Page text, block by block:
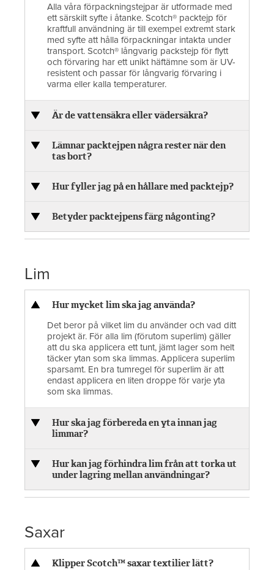
Alla våra förpackningstejpar är utformade med
ett särskilt syfte i åtanke. Scotch® packtejp för
kraftfull användning är till exempel extremt stark
med syfte att hålla förpackningar intakta under
transport. Scotch® långvarig packstejp för flytt
och förvaring har ett unikt häftämne som är UV-
resistent och passar för långvarig förvaring i
varma eller kalla temperaturer.
Är de vattensäkra eller vädersäkra?
Lämnar packtejpen några rester när den
tas bort?
Hur fyller jag på en hållare med packtejp?
Betyder packtejpens färg någonting?
Lim
Hur mycket lim ska jag använda?
Det beror på vilket lim du använder och vad ditt
projekt är. För alla lim (förutom superlim) gäller
att du ska applicera ett tunt, jämt lager som helt
täcker ytan som ska limmas. Applicera superlim
sparsamt. En bra tumregel för superlim är att
endast applicera en liten droppe för varje yta
som ska limmas.
Hur ska jag förbereda en yta innan jag
limmar?
Hur kan jag förhindra lim från att torka ut
under lagring mellan användningar?
Saxar
Klipper Scotch™ saxar textilier lätt?